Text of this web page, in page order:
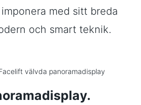
med sitt breda
och smart teknik.